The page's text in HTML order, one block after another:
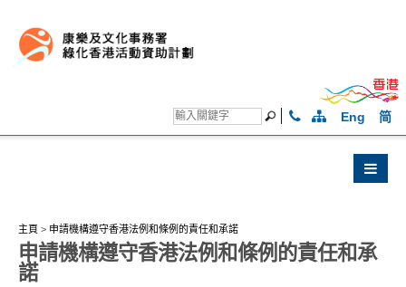
Eng 简
主頁 > 申請機構遵守香港法例和條例的責任和承諾
申請機構遵守香港法例和條例的責任和承
諾